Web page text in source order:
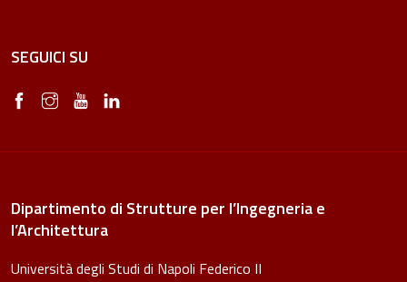
SEGUICI SU
Dipartimento di Strutture per l’Ingegneria e
l’Architettura
Università degli Studi di Napoli Federico II